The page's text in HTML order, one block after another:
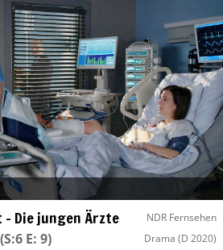
Die jungen Ärzte NDR Fernsehen
(S:6 E: 9) Drama (D 2020)